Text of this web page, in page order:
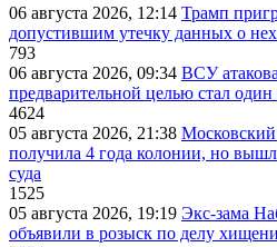
06 августа 2026, 12:14 Трамп
допустившим утечку данных о
793
06 августа 2026, 09:34 ВСУ
предварительной целью стал
4624
05 августа 2026, 21:38 Московский
получила 4 года колонии, но
суда
1525
05 августа 2026, 19:19 Экс-зама
объявили в розыск по делу